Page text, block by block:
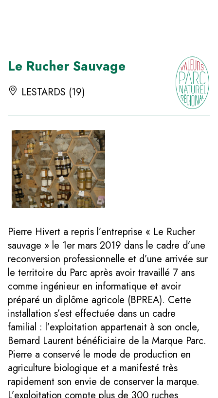
Le Rucher Sauvage
LESTARDS (19)
Pierre Hivert a repris l’entreprise « Le Rucher
sauvage » le 1er mars 2019 dans le cadre d’une
reconversion professionnelle et d’une arrivée sur
le territoire du Parc après avoir travaillé 7 ans
comme ingénieur en informatique et avoir
préparé un diplôme agricole (BPREA). Cette
installation s’est effectuée dans un cadre
familial : l’exploitation appartenait à son oncle,
Bernard Laurent bénéficiaire de la Marque Parc.
Pierre a conservé le mode de production en
agriculture biologique et a manifesté très
rapidement son envie de conserver la marque.
L’exploitation compte plus de 300 ruches